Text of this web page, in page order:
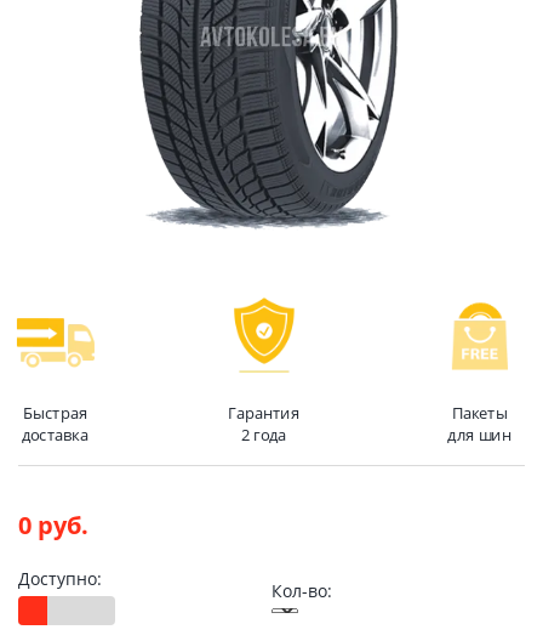
Быстрая
доставка
Гарантия
2 года
Пакеты
для шин
0 руб.
Доступно:
Кол-во: